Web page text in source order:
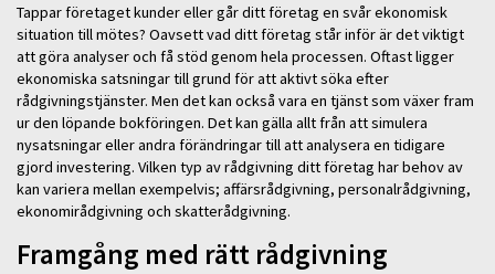
Tappar företaget kunder eller går ditt företag en svår ekonomisk
situation till mötes? Oavsett vad ditt företag står inför är det viktigt
att göra analyser och få stöd genom hela processen. Oftast ligger
ekonomiska satsningar till grund för att aktivt söka efter
rådgivningstjänster. Men det kan också vara en tjänst som växer fram
ur den löpande bokföringen. Det kan gälla allt från att simulera
nysatsningar eller andra förändringar till att analysera en tidigare
gjord investering. Vilken typ av rådgivning ditt företag har behov av
kan variera mellan exempelvis; affärsrådgivning, personalrådgivning,
ekonomirådgivning och skatterådgivning.
Framgång med rätt rådgivning